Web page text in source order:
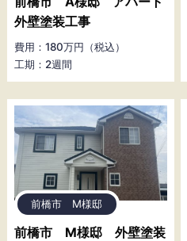
外壁塗装工事
費用：180万円（税込）
工期：2週間
前橋市 M様邸
前橋市 M様邸 外壁塗装